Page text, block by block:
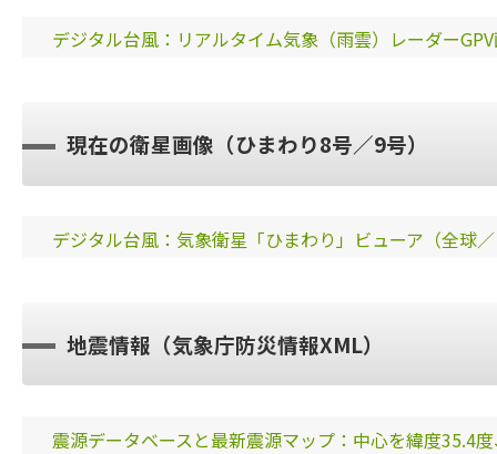
デジタル台風：リアルタイム気象（雨雲）レーダー
現在の衛星画像（ひまわり8号／9号）
デジタル台風：気象衛星「ひまわり」ビューア（全球
地震情報（気象庁防災情報XML）
震源データベースと最新震源マップ：中心を緯度35.4